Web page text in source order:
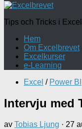
Tips och Tricks i
Hem
Om Excelbrevet
Excelkurser
e-Learning
Excel / Power BI
Intervju med
av Tobias Ljung · 27